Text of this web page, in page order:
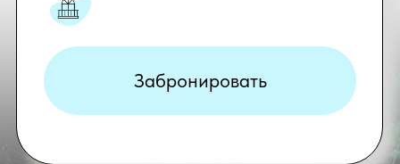
სტანდარტული